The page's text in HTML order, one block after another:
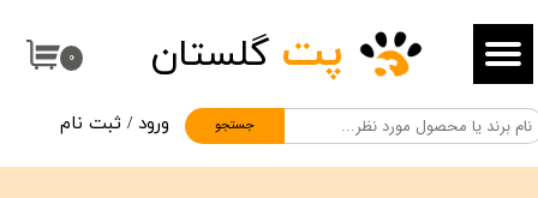
۰
جستجو
پت گلستان
ورود / ثبت نام
حساب کاربری من
تغییر گذر واژه
سفارشات